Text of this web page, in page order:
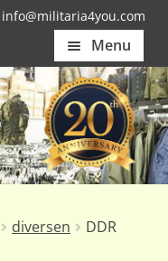
info@militaria4you.com
Menu
diversen
DDR